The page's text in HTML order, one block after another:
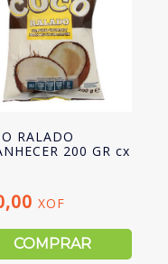
RALADO
200 GR cx
XOF
COMPRAR